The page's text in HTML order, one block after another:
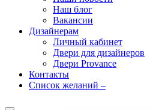
Наш блог
Вакансии
Дизайнерам
Личный кабинет
Двери для дизайнеров
Двери Provance
Контакты
Список желаний –